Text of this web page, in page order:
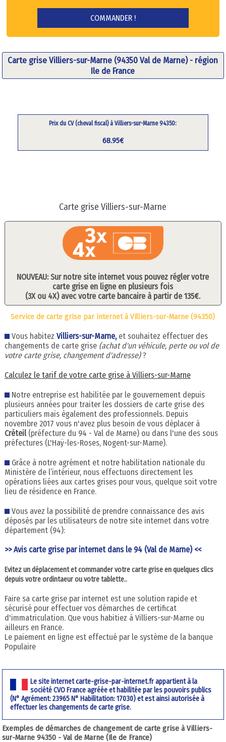
Carte grise Villiers-sur-Marne (94350 Val de Marne) - région
Ile de France
Prix du CV (cheval fiscal) à Villiers-sur-Marne 94350:
68.95€
Carte grise Villiers-sur-Marne
NOUVEAU: Sur notre site internet vous pouvez régler votre
carte grise en ligne en plusieurs fois
(3X ou 4X) avec votre carte bancaire à partir de 135€.
Service de carte grise par internet à Villiers-sur-Marne (94350)
Vous habitez Villiers-sur-Marne, et souhaitez effectuer des
changements de carte grise (achat d'un véhicule, perte ou vol de
votre carte grise, changement d'adresse)?
Calculez le tarif de votre carte grise à Villiers-sur-Marne
Notre entreprise est habilitée par le gouvernement depuis
plusieurs années pour traiter les dossiers de carte grise des
particuliers mais également des professionnels. Depuis
novembre 2017 vous n'avez plus besoin de vous déplacer à
Créteil(préfecture du 94 - Val de Marne) ou dans l'une des sous
préfectures (L'Haÿ-les-Roses, Nogent-sur-Marne).
Grâce à notre agrément et notre habilitation nationale du
Ministère de l’intérieur, nous effectuons directement les
opérations liées aux cartes grises pour vous, quelque soit votre
lieu de résidence en France.
Vous avez la possibilité de prendre connaissance des avis
déposés par les utilisateurs de notre site internet dans votre
département (94):
>> Avis carte grise par internet dans le 94 (Val de Marne) <<
Evitez un déplacement et commander votre carte grise en quelques clics
depuis votre ordintaeur ou votre tablette..
Faire sa carte grise par internet est une solution rapide et
sécurisé pour effectuer vos démarches de certificat
d'immatriculation. Que vous habitiez à Villiers-sur-Marne ou
ailleurs en France.
Le paiement en ligne est effectué par le système de la banque
Populaire
Le site internet carte-grise-par-internet.fr appartient à la
société CVO France agréée et habilitée par les pouvoirs publics
(N° Agrément: 23965 N° Habilitation: 17030) et est ainsi autorisée à
effectuer les changements de carte grise.
Exemples de démarches de changement de carte grise à Villiers-
sur-Marne 94350 - Val de Marne (Ile de France)